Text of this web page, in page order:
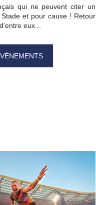
qui ne peuvent citer un
et pour cause ! Retour
eux...